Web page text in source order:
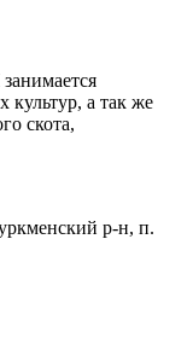
а так же
скота,
р-н, п.